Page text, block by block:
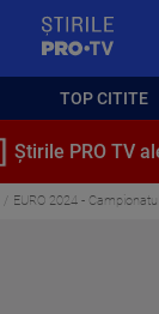
TOP CITITE
Știrile PRO TV
EURO 2024 -